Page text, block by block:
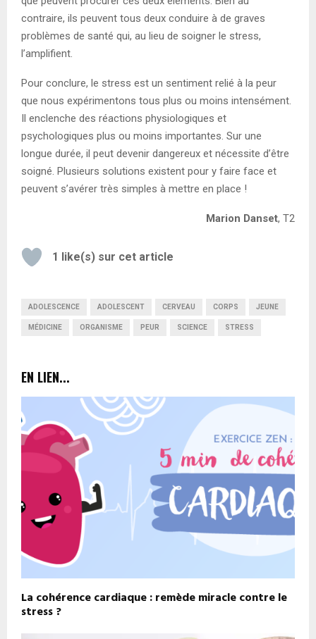
contraire, ils peuvent tous deux conduire à de graves
problèmes de santé qui, au lieu de soigner le stress,
l’amplifient.
Pour conclure, le stress est un sentiment relié à la peur
que nous expérimentons tous plus ou moins intensément.
Il enclenche des réactions physiologiques et
psychologiques plus ou moins importantes. Sur une
longue durée, il peut devenir dangereux et nécessite d’être
soigné. Plusieurs solutions existent pour y faire face et
peuvent s’avérer très simples à mettre en place !
Marion Danset, T2
1 like(s) sur cet article
ADOLESCENCE ADOLESCENT CERVEAU CORPS JEUNE
MÉDICINE ORGANISME PEUR SCIENCE STRESS
EN LIEN...
La cohérence cardiaque : remède miracle contre le
stress ?